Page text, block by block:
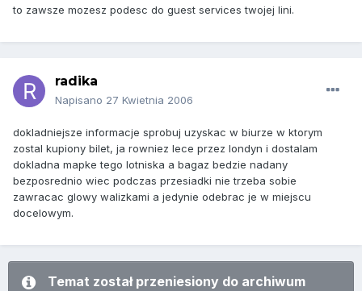
to zawsze mozesz podesc do guest services twojej lini.
radika
Napisano 27 Kwietnia 2006
dokladniejsze informacje sprobuj uzyskac w biurze w ktorym
zostal kupiony bilet, ja rowniez lece przez londyn i dostalam
dokladna mapke tego lotniska a bagaz bedzie nadany
bezposrednio wiec podczas przesiadki nie trzeba sobie
zawracac glowy walizkami a jedynie odebrac je w miejscu
docelowym.
Temat został przeniesiony do archiwum